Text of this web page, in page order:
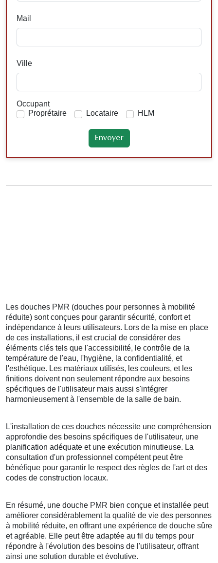
Mail
Ville
Occupant
Proprétaire
Locataire HLM
Les douches PMR (douches pour personnes à mobilité
réduite) sont conçues pour garantir sécurité, confort et
indépendance à leurs utilisateurs. Lors de la mise en place
de ces installations, il est crucial de considérer des
éléments clés tels que l'accessibilité, le contrôle de la
température de l'eau, l'hygiène, la confidentialité, et
l'esthétique. Les matériaux utilisés, les couleurs, et les
finitions doivent non seulement répondre aux besoins
spécifiques de l'utilisateur mais aussi s'intégrer
harmonieusement à l'ensemble de la salle de bain.
L'installation de ces douches nécessite une compréhension
approfondie des besoins spécifiques de l'utilisateur, une
planification adéquate et une exécution minutieuse. La
consultation d'un professionnel compétent peut être
bénéfique pour garantir le respect des règles de l'art et des
codes de construction locaux.
En résumé, une douche PMR bien conçue et installée peut
améliorer considérablement la qualité de vie des personnes
à mobilité réduite, en offrant une expérience de douche sûre
et agréable. Elle peut être adaptée au fil du temps pour
répondre à l'évolution des besoins de l'utilisateur, offrant
ainsi une solution durable et évolutive.